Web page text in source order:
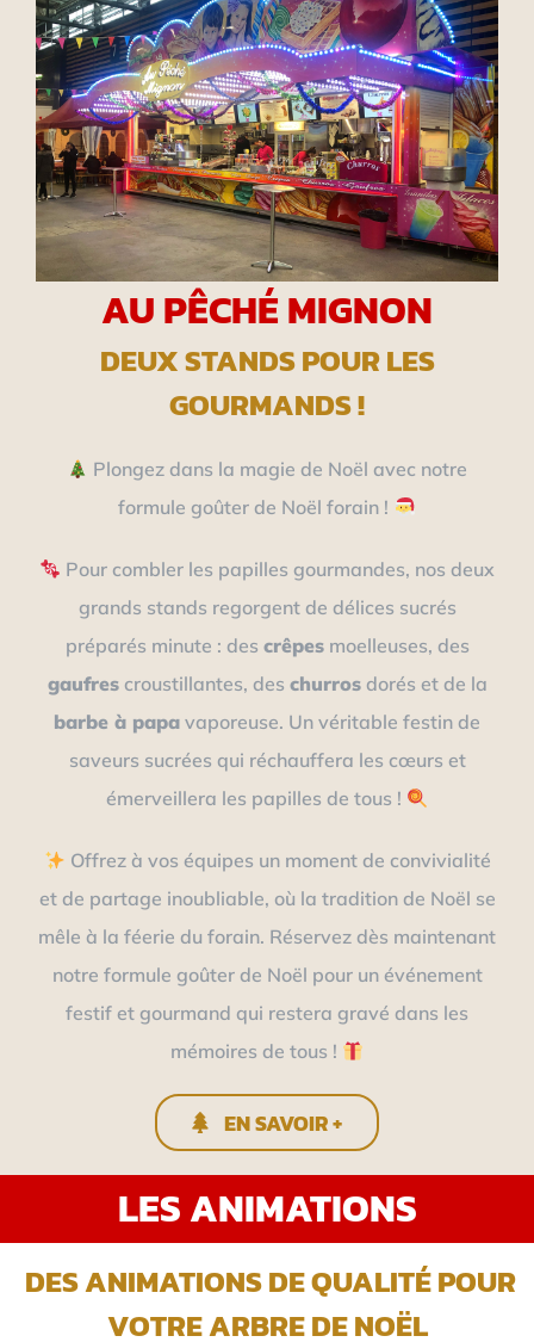
AU PÊCHÉ MIGNON
DEUX STANDS POUR LES
GOURMANDS !
Plongez dans la magie de Noël avec notre
formule goûter de Noël forain !
Pour combler les papilles gourmandes, nos deux
grands stands regorgent de délices sucrés
préparés minute : des crêpesmoelleuses, des
gaufrescroustillantes, des churrosdorés et de la
barbe à papa vaporeuse. Un véritable festin de
saveurs sucrées qui réchauffera les cœurs et
émerveillera les papilles de tous !
Offrez à vos équipes un moment de convivialité
et de partage inoubliable, où la tradition de Noël se
mêle à la féerie du forain. Réservez dès maintenant
notre formule goûter de Noël pour un événement
festif et gourmand qui restera gravé dans les
mémoires de tous !
EN SAVOIR +
LES ANIMATIONS
DES ANIMATIONS DE QUALITÉ POUR
VOTRE ARBRE DE NOËL